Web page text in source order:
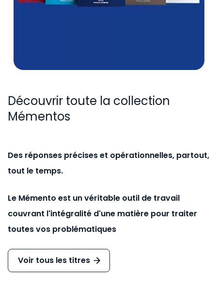
Découvrir toute la collection
Mémentos
Des réponses précises et opérationnelles, partout,
tout le temps.
Le Mémento est un véritable outil de travail
couvrant l'intégralité d'une matière pour traiter
toutes vos problématiques
Voir tous les titres